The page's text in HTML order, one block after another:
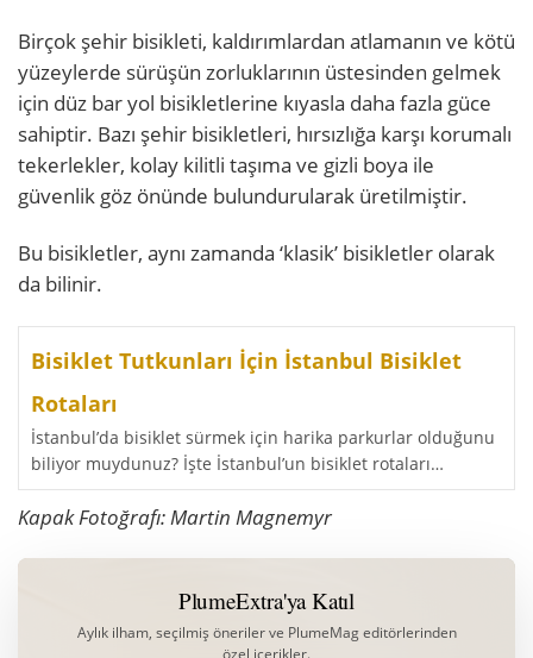
Birçok şehir bisikleti, kaldırımlardan atlamanın ve kötü
yüzeylerde sürüşün zorluklarının üstesinden gelmek
için düz bar yol bisikletlerine kıyasla daha fazla güce
sahiptir. Bazı şehir bisikletleri, hırsızlığa karşı korumalı
tekerlekler, kolay kilitli taşıma ve gizli boya ile
güvenlik göz önünde bulundurularak üretilmiştir.
Bu bisikletler, aynı zamanda ‘klasik’ bisikletler olarak
da bilinir.
Bisiklet Tutkunları İçin İstanbul Bisiklet
Rotaları
İstanbul’da bisiklet sürmek için harika parkurlar olduğunu
biliyor muydunuz? İşte İstanbul’un bisiklet rotaları…
Kapak Fotoğrafı: Martin Magnemyr
PlumeExtra'ya Katıl
Aylık ilham, seçilmiş öneriler ve PlumeMag editörlerinden